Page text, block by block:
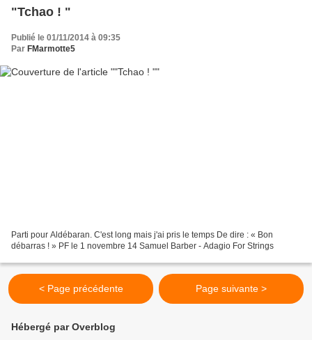
"Tchao ! "
Publié le 01/11/2014 à 09:35
Par FMarmotte5
Parti pour Aldébaran. C'est long mais j'ai pris le temps De dire : « Bon
débarras ! » PF le 1 novembre 14 Samuel Barber - Adagio For Strings
< Page précédente Page suivante >
Hébergé par Overblog